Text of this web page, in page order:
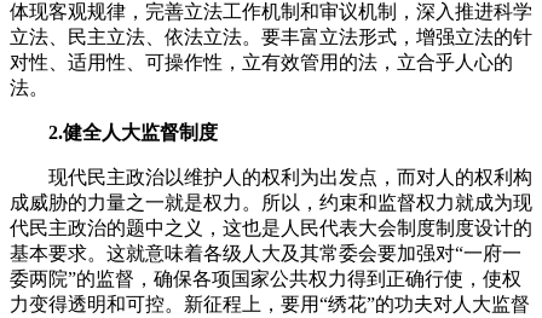
体现客观规律，完善立法工作机制和审议机制，深入推进科学
立法、民主立法、依法立法。要丰富立法形式，增强立法的针
对性、适用性、可操作性，立有效管用的法，立合乎人心的
法。
2.健全人大监督制度
现代民主政治以维护人的权利为出发点，而对人的权利构
成威胁的力量之一就是权力。所以，约束和监督权力就成为现
代民主政治的题中之义，这也是人民代表大会制度制度设计的
基本要求。这就意味着各级人大及其常委会要加强对“一府一
委两院”的监督，确保各项国家公共权力得到正确行使，使权
力变得透明和可控。新征程上，要用“绣花”的功夫对人大监督